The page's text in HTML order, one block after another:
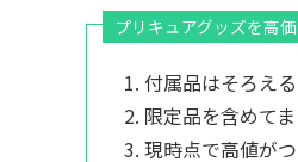
プリキュアグッズを高
付属品はそろえる
限定品を含めて
現時点で高値が